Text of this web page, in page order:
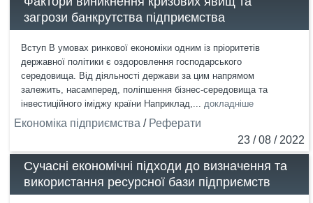
загрози банкрутства підприємства
Вступ В умовах ринкової економіки одним із пріоритетів
державної політики є оздоровлення господарського
середовища. Від діяльності держави за цим напрямом
залежить, насамперед, поліпшення бізнес-середовища та
інвестиційного іміджу країни Наприклад,... докладніше
Економіка підприємства / Реферати
23 / 08 / 2022
Сучасні економічні підходи до визначення та
використання ресурсної бази підприємств